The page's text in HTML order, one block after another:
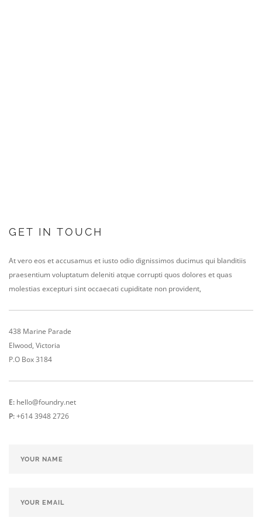
GET IN TOUCH
At vero eos et accusamus et iusto odio dignissimos ducimus qui blanditiis
praesentium voluptatum deleniti atque corrupti quos dolores et quas
molestias excepturi sint occaecati cupiditate non provident,
438 Marine Parade
Elwood, Victoria
P.O Box 3184
E: hello@foundry.net
P:+614 3948 2726